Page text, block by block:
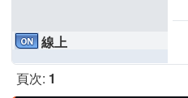
線上
頁次: 1